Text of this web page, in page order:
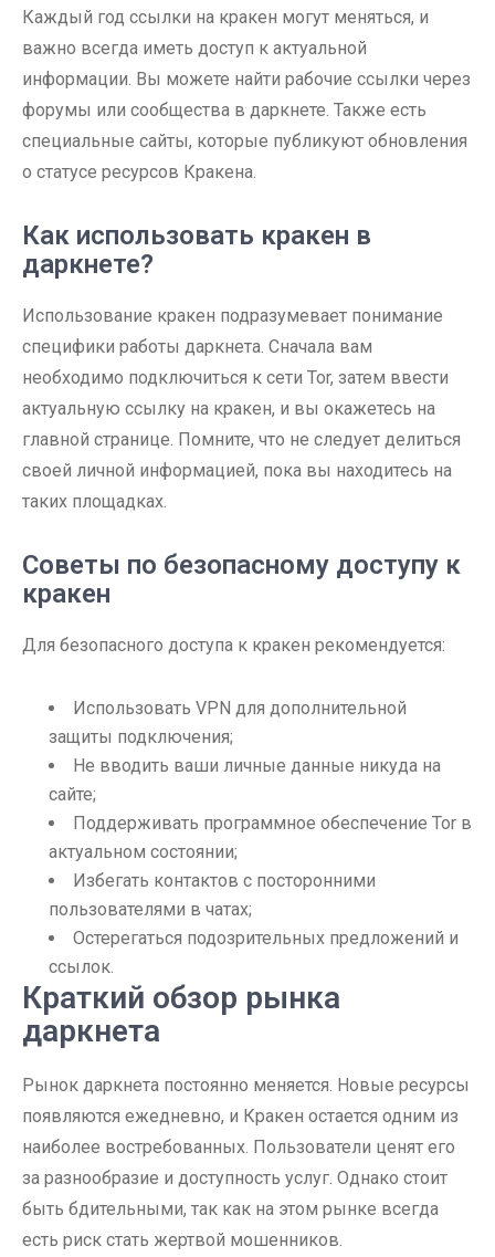
Каждый год ссылки на кракен могут меняться, и
важно всегда иметь доступ к актуальной
информации. Вы можете найти рабочие ссылки через
форумы или сообщества в даркнете. Также есть
специальные сайты, которые публикуют обновления
о статусе ресурсов Кракена.
Как использовать кракен в
даркнете?
Использование кракен подразумевает понимание
специфики работы даркнета. Сначала вам
необходимо подключиться к сети Tor, затем ввести
актуальную ссылку на кракен, и вы окажетесь на
главной странице. Помните, что не следует делиться
своей личной информацией, пока вы находитесь на
таких площадках.
Советы по безопасному доступу к
кракен
Для безопасного доступа к кракен рекомендуется:
Использовать VPN для дополнительной
защиты подключения;
Не вводить ваши личные данные никуда на
сайте;
Поддерживать программное обеспечение Tor в
актуальном состоянии;
Избегать контактов с посторонними
пользователями в чатах;
Остерегаться подозрительных предложений и
ссылок.
Краткий обзор рынка
даркнета
Рынок даркнета постоянно меняется. Новые ресурсы
появляются ежедневно, и Кракен остается одним из
наиболее востребованных. Пользователи ценят его
за разнообразие и доступность услуг. Однако стоит
быть бдительными, так как на этом рынке всегда
есть риск стать жертвой мошенников.